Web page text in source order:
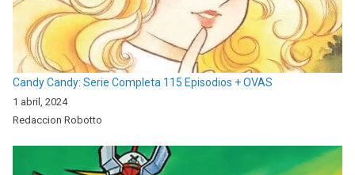
Candy Candy: Serie Completa 115 Episodios + OVAS
1 abril, 2024
Redaccion Robotto